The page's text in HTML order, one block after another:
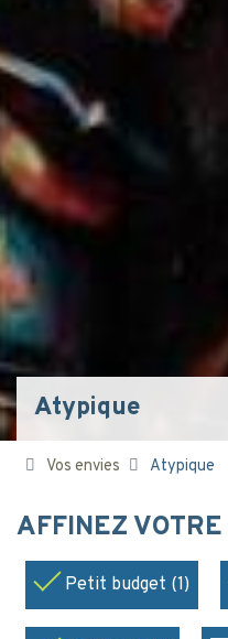
Atypique
Vos envies Atypique
AFFINEZ
Petit budget (1)